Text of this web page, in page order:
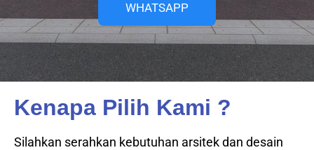
WHATSAPP
Kenapa Pilih Kami ?
Silahkan serahkan kebutuhan arsitek dan desain